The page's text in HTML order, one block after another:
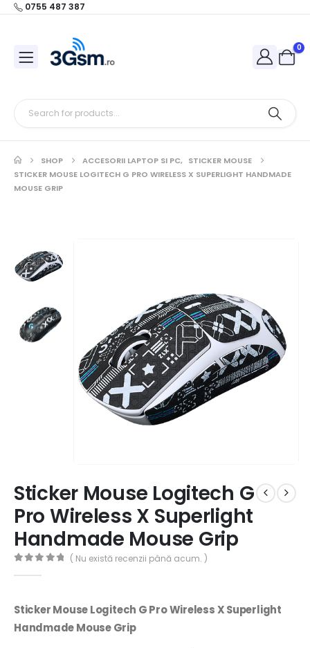
0755 487 387
0
SHOP ACCESORII LAPTOP SI PC, STICKER MOUSE
STICKER MOUSE LOGITECH G PRO WIRELESS X SUPERLIGHT HANDMADE
MOUSE GRIP
Sticker Mouse Logitech G
Pro Wireless X Superlight
Handmade Mouse Grip
( Nu există recenzii până acum. )
Sticker Mouse Logitech G Pro Wireless X Superlight
Handmade Mouse Grip